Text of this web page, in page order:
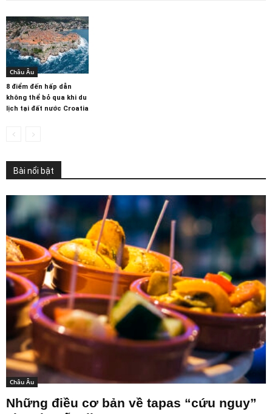
Châu Âu
8 điểm đến hấp dẫn
không thể bỏ qua khi du
lịch tại đất nước Croatia
Bài nổi bật
Châu Âu
Những điều cơ bản về tapas “cứu nguy”